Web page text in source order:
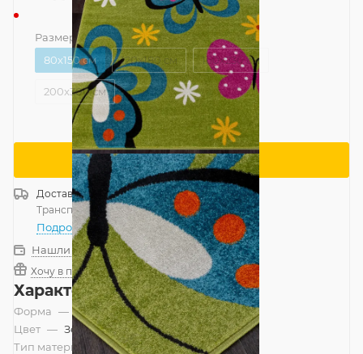
Размер — 80x150 см
80x150 см
120x180 см 160x230 см
200x300 см
Сообщить о поступлении
ДоставкаРоссия
Транспортной компанией— бесплатно
Подробнее
Нашли дешевле?
Хочу в подарок
Характеристики
Форма — Прямоугольник
Цвет — Зеленый, Фисташковый
Тип материала